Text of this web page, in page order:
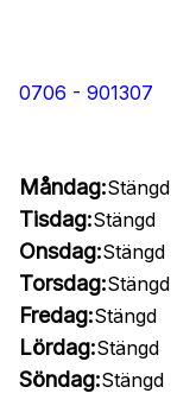
0706 - 901307
Måndag:Stängd
Tisdag:Stängd
Onsdag:Stängd
Torsdag:Stängd
Fredag:Stängd
Lördag:Stängd
Söndag:Stängd